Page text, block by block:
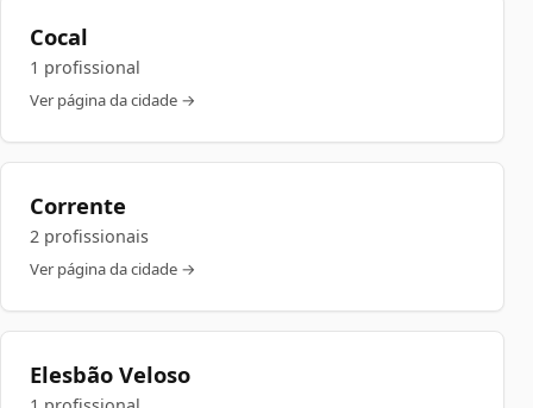
Cocal
1 profissional
Ver página da cidade →
Corrente
2 profissionais
Ver página da cidade →
Elesbão Veloso